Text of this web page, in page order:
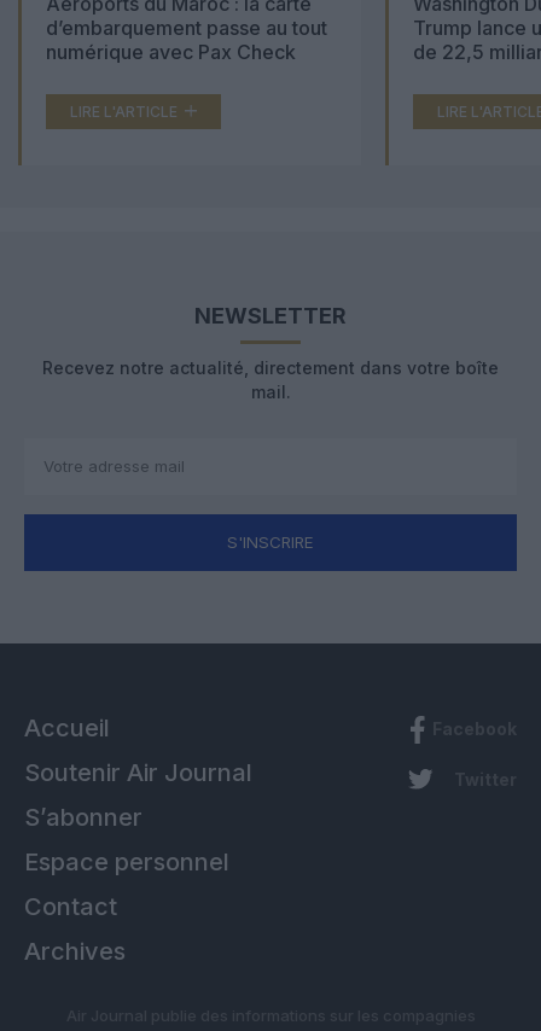
d’embarquement passe au tout
numérique avec Pax Check
LIRE L'ARTICLE
Trump lance
de 22,5
LIRE
NEWSLETTER
Recevez notre actualité, directement dans votre boîte
mail.
S'INSCRIRE
Accueil
Soutenir Air Journal
S’abonner
Espace personnel
Contact
Archives